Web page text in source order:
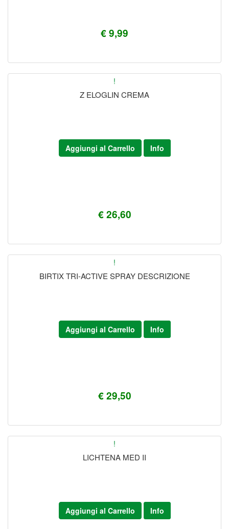
€ 9,99
!
Z ELOGLIN CREMA
€ 26,60
Aggiungi al Carrello Info
!
BIRTIX TRI-ACTIVE SPRAY DESCRIZIONE
€ 29,50
Aggiungi al Carrello Info
!
LICHTENA MED II
Aggiungi al Carrello Info